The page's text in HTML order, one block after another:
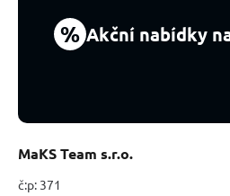
17
cm
% Akční nabídky
MaKS Team s.r.o.
č:p: 371